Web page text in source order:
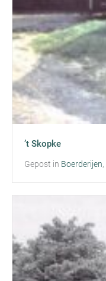
’t Skopke
Gepost in Boerderijen,